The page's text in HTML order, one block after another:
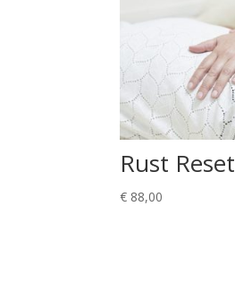
Rust Reset
€ 88,00